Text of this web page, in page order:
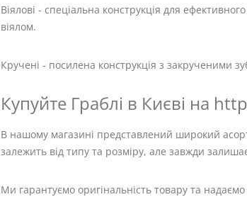
Віялові - спеціальна конструкція для
віялом.
Кручені - посилена конструкція з закрученими
Купуйте Граблі в Києві на
В нашому магазині представлений широкий
залежить від типу та розміру, але завжди
Ми гарантуємо оригінальність товару та